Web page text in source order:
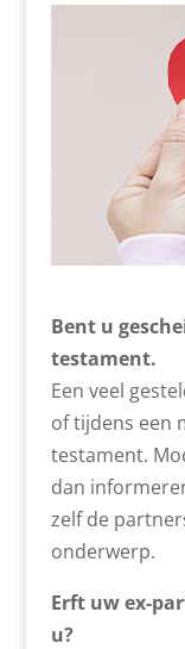
Bent u
testament.
Een veel
of tijdens een
testament.
dan
zelf de
onderwerp.
Erft uw ex-
u?